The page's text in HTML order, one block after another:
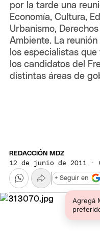
por la tarde una
Economía, Cultura,
Urbanismo,
Ambiente. La
los especialistas
los candidatos del
distintas áreas de
REDACCIÓN MDZ
12 de junio de 2011 ·
Agregá
+ Seguir en